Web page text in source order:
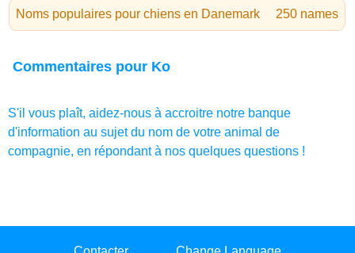
Noms populaires pour chiens en Danemark 250 names
Commentaires pour Ko
S'il vous plaît, aidez-nous à accroitre notre banque
d'information au sujet du nom de votre animal de
compagnie, en répondant à nos quelques questions !